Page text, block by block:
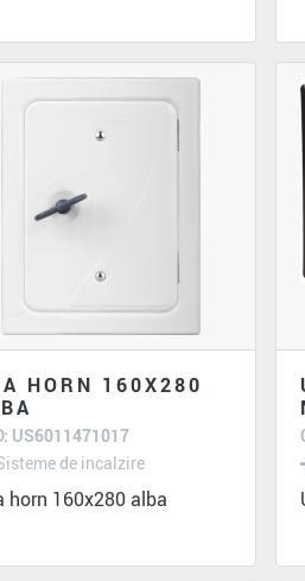
HORN 160X280
US6011471017
de incalzire
horn 160x280 alba